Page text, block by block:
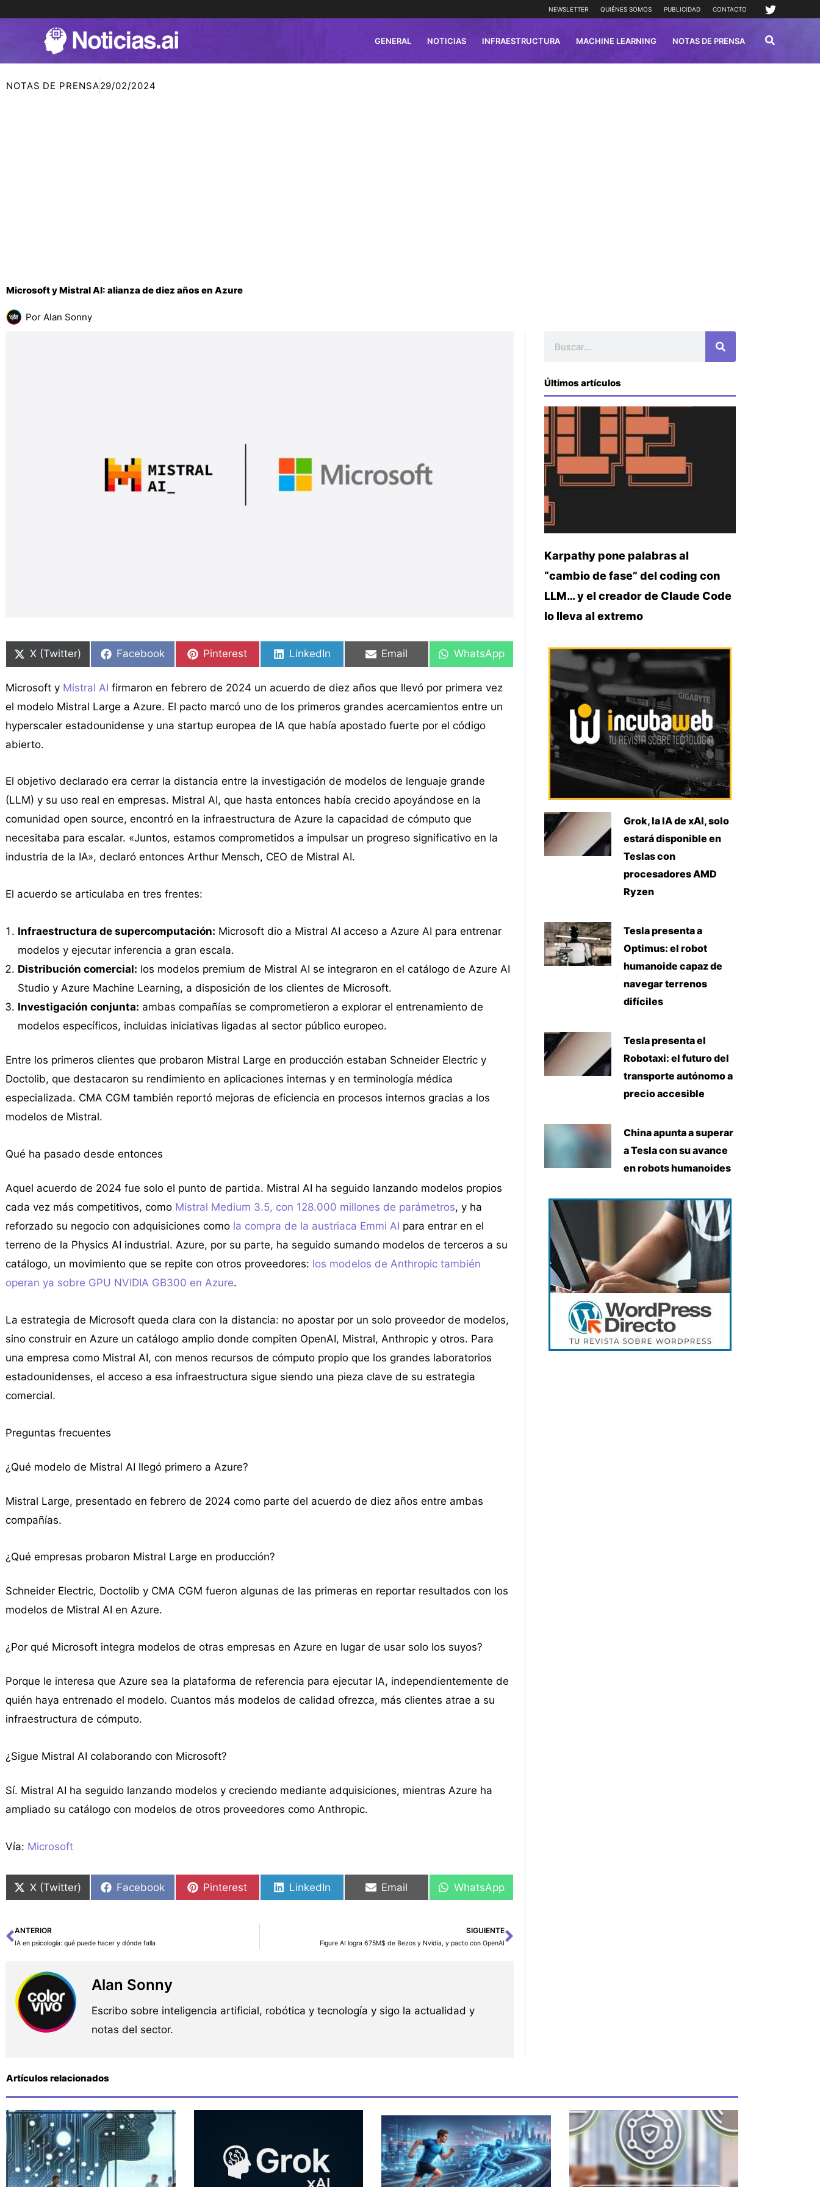
NEWSLETTER QUIÉNES SOMOS PUBLICIDAD CONTACTO
GENERAL NOTICIAS INFRAESTRUCTURA MACHINE LEARNING NOTAS DE PRENSA
NOTAS DE PRENSA29/02/2024
Microsoft y Mistral AI: alianza de diez años en Azure
Por Alan Sonny
en
X (Twitter)
en
Facebook
en
Pinterest
en
LinkedIn
en
Email
en
WhatsApp
Microsoft y Mistral AI firmaron en febrero de 2024 un acuerdo de diez años que llevó por primera vez
el modelo Mistral Large a Azure. El pacto marcó uno de los primeros grandes acercamientos entre un
hyperscaler estadounidense y una startup europea de IA que había apostado fuerte por el código
abierto.
El objetivo declarado era cerrar la distancia entre la investigación de modelos de lenguaje grande
(LLM) y su uso real en empresas. Mistral AI, que hasta entonces había crecido apoyándose en la
comunidad open source, encontró en la infraestructura de Azure la capacidad de cómputo que
necesitaba para escalar. «Juntos, estamos comprometidos a impulsar un progreso significativo en la
industria de la IA», declaró entonces Arthur Mensch, CEO de Mistral AI.
El acuerdo se articulaba en tres frentes:
Infraestructura de supercomputación: Microsoft dio a Mistral AI acceso a Azure AI para entrenar
modelos y ejecutar inferencia a gran escala.
Distribución comercial: los modelos premium de Mistral AI se integraron en el catálogo de Azure AI
Studio y Azure Machine Learning, a disposición de los clientes de Microsoft.
Investigación conjunta: ambas compañías se comprometieron a explorar el entrenamiento de
modelos específicos, incluidas iniciativas ligadas al sector público europeo.
Entre los primeros clientes que probaron Mistral Large en producción estaban Schneider Electric y
Doctolib, que destacaron su rendimiento en aplicaciones internas y en terminología médica
especializada. CMA CGM también reportó mejoras de eficiencia en procesos internos gracias a los
modelos de Mistral.
Qué ha pasado desde entonces
Aquel acuerdo de 2024 fue solo el punto de partida. Mistral AI ha seguido lanzando modelos propios
cada vez más competitivos, como Mistral Medium 3.5, con 128.000 millones de parámetros, y ha
reforzado su negocio con adquisiciones como la compra de la austriaca Emmi AI para entrar en el
terreno de la Physics AI industrial. Azure, por su parte, ha seguido sumando modelos de terceros a su
catálogo, un movimiento que se repite con otros proveedores: los modelos de Anthropic también
operan ya sobre GPU NVIDIA GB300 en Azure.
La estrategia de Microsoft queda clara con la distancia: no apostar por un solo proveedor de modelos,
sino construir en Azure un catálogo amplio donde compiten OpenAI, Mistral, Anthropic y otros. Para
una empresa como Mistral AI, con menos recursos de cómputo propio que los grandes laboratorios
estadounidenses, el acceso a esa infraestructura sigue siendo una pieza clave de su estrategia
comercial.
Preguntas frecuentes
¿Qué modelo de Mistral AI llegó primero a Azure?
Mistral Large, presentado en febrero de 2024 como parte del acuerdo de diez años entre ambas
compañías.
¿Qué empresas probaron Mistral Large en producción?
Schneider Electric, Doctolib y CMA CGM fueron algunas de las primeras en reportar resultados con los
modelos de Mistral AI en Azure.
¿Por qué Microsoft integra modelos de otras empresas en Azure en lugar de usar solo los suyos?
Porque le interesa que Azure sea la plataforma de referencia para ejecutar IA, independientemente de
quién haya entrenado el modelo. Cuantos más modelos de calidad ofrezca, más clientes atrae a su
infraestructura de cómputo.
¿Sigue Mistral AI colaborando con Microsoft?
Sí. Mistral AI ha seguido lanzando modelos y creciendo mediante adquisiciones, mientras Azure ha
ampliado su catálogo con modelos de otros proveedores como Anthropic.
Vía: Microsoft
en
X (Twitter)
en
Facebook
en
Pinterest
en
LinkedIn
en
Email
en
WhatsApp
Ant
ANTERIOR
IA en psicología: qué puede hacer y dónde falla
SIGUIENTE
Figure AI logra 675M$ de Bezos y Nvidia, y pacto con OpenAISiguiente
Alan Sonny
Escribo sobre inteligencia artificial, robótica y tecnología y sigo la actualidad y
notas del sector.
Últimos artículos
Karpathy pone palabras al
“cambio de fase” del coding con
LLM… y el creador de Claude Code
lo lleva al extremo
Grok, la IA de xAI, solo
estará disponible en
Teslas con
procesadores AMD
Ryzen
Tesla presenta a
Optimus: el robot
humanoide capaz de
navegar terrenos
difíciles
Tesla presenta el
Robotaxi: el futuro del
transporte autónomo a
precio accesible
China apunta a superar
a Tesla con su avance
en robots humanoides
Artículos relacionados